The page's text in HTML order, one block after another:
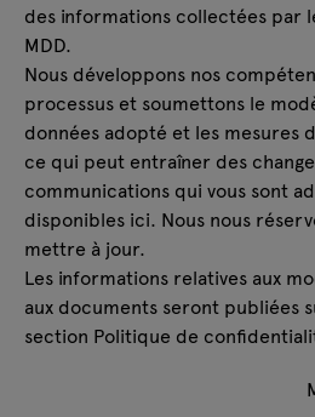
des informations collectées par
MDD.
Nous développons nos
processus et soumettons le
données adopté et les mesures
ce qui peut entraîner des
communications qui vous sont
disponibles ici. Nous nous
mettre à jour.
Les informations relatives aux
aux documents seront publiées
section Politique de